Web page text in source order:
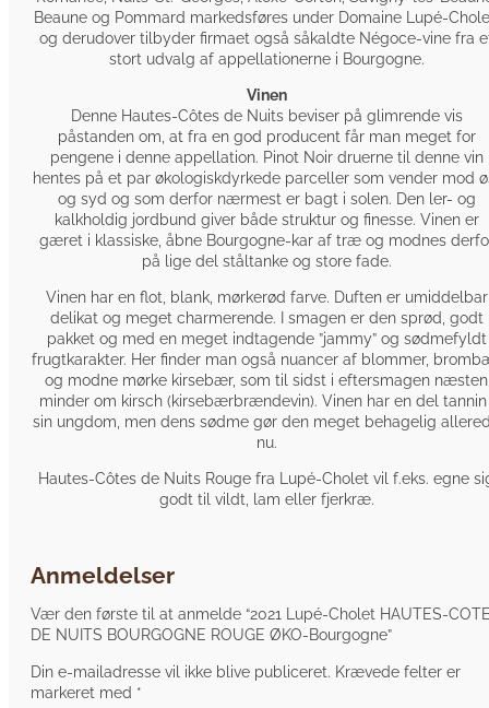
Beaune og Pommard markedsføres under Domaine Lupé-
og derudover tilbyder firmaet også såkaldte Négoce-vine fra
stort udvalg af appellationerne i Bourgogne.
Vinen
Denne Hautes-Côtes de Nuits beviser på glimrende vis
påstanden om, at fra en god producent får man meget for
pengene i denne appellation. Pinot Noir druerne til denne vin
hentes på et par økologiskdyrkede parceller som vender mod
og syd og som derfor nærmest er bagt i solen. Den ler- og
kalkholdig jordbund giver både struktur og finesse. Vinen er
gæret i klassiske, åbne Bourgogne-kar af træ og modnes
på lige del ståltanke og store fade.
Vinen har en flot, blank, mørkerød farve. Duften er umiddelbar
delikat og meget charmerende. I smagen er den sprød, godt
pakket og med en meget indtagende ”jammy” og sødmefyldt
frugtkarakter. Her finder man også nuancer af blommer,
og modne mørke kirsebær, som til sidst i eftersmagen næsten
minder om kirsch (kirsebærbrændevin). Vinen har en del tannin
sin ungdom, men dens sødme gør den meget behagelig
nu.
Hautes-Côtes de Nuits Rouge fra Lupé-Cholet vil f.eks. egne
godt til vildt, lam eller fjerkræ.
Anmeldelser
Vær den første til at anmelde “2021 Lupé-Cholet HAUTES-
DE NUITS BOURGOGNE ROUGE ØKO-Bourgogne”
Din e-mailadresse vil ikke blive publiceret. Krævede felter er
markeret med *